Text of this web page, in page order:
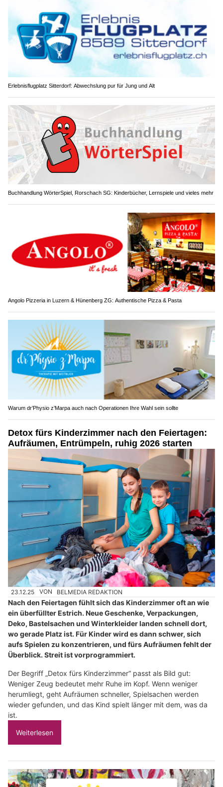
Erlebnisflugplatz Sitterdorf: Abwechslung pur für Jung und Alt
Buchhandlung WörterSpiel, Rorschach SG: Kinderbücher, Lernspiele und vieles mehr
Angolo Pizzeria in Luzern & Hünenberg ZG: Authentische Pizza & Pasta
Warum dr’Physio z’Marpa auch nach Operationen Ihre Wahl sein sollte
Detox fürs Kinderzimmer nach den Feiertagen:
Aufräumen, Entrümpeln, ruhig 2026 starten
23.12.25 VON BELMEDIA REDAKTION
Nach den Feiertagen fühlt sich das Kinderzimmer oft an wie
ein überfüllter Estrich. Neue Geschenke, Verpackungen,
Deko, Bastelsachen und Winterkleider landen schnell dort,
wo gerade Platz ist. Für Kinder wird es dann schwer, sich
aufs Spielen zu konzentrieren, und fürs Aufräumen fehlt der
Überblick. Streit ist vorprogrammiert.
Der Begriff „Detox fürs Kinderzimmer“ passt als Bild gut:
Weniger Zeug bedeutet mehr Ruhe im Kopf. Wenn weniger
herumliegt, geht Aufräumen schneller, Spielsachen werden
wieder gefunden, und das Kind spielt länger mit dem, was da
ist.
Weiterlesen